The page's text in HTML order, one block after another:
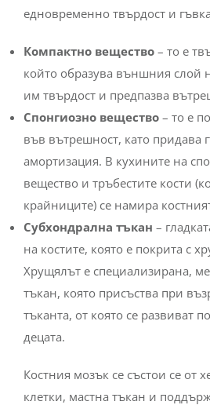
едновременно твърдост и
Компактно вещество– то е
който образува външния слой
им твърдост и предпазва
Спонгиозно вещество– то е
във вътрешност, като придава
амортизация. В кухините на
вещество и тръбестите кости
крайниците) се намира
Субхондрална тъкан –
на костите, която е покрита с
Хрущялът е специализирана,
тъкан, която присъства при
тъканта, от която се развиват
децата.
Костния мозък се състои се от
клетки, мастна тъкан и